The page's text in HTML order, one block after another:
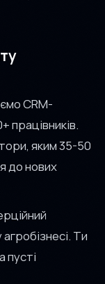
CRM-
працівників.
яким 35-50
до нових
Ти
пусті